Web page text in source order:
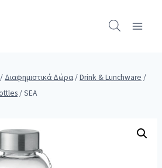
/ Διαφημιστικά Δώρα /Drink & Lunchware /
/SEA